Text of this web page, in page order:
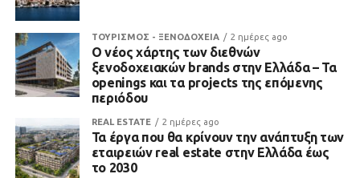
ΤΟΥΡΙΣΜΟΣ - ΞΕΝΟΔΟΧΕΙΑ 2 ημέρες ago
Ο νέος χάρτης των διεθνών
ξενοδοχειακών brands στην Ελλάδα – Τα
openings και τα projects της επόμενης
περιόδου
REAL ESTATE 2 ημέρες ago
Τα έργα που θα κρίνουν την ανάπτυξη των
εταιρειών real estate στην Ελλάδα έως
το 2030